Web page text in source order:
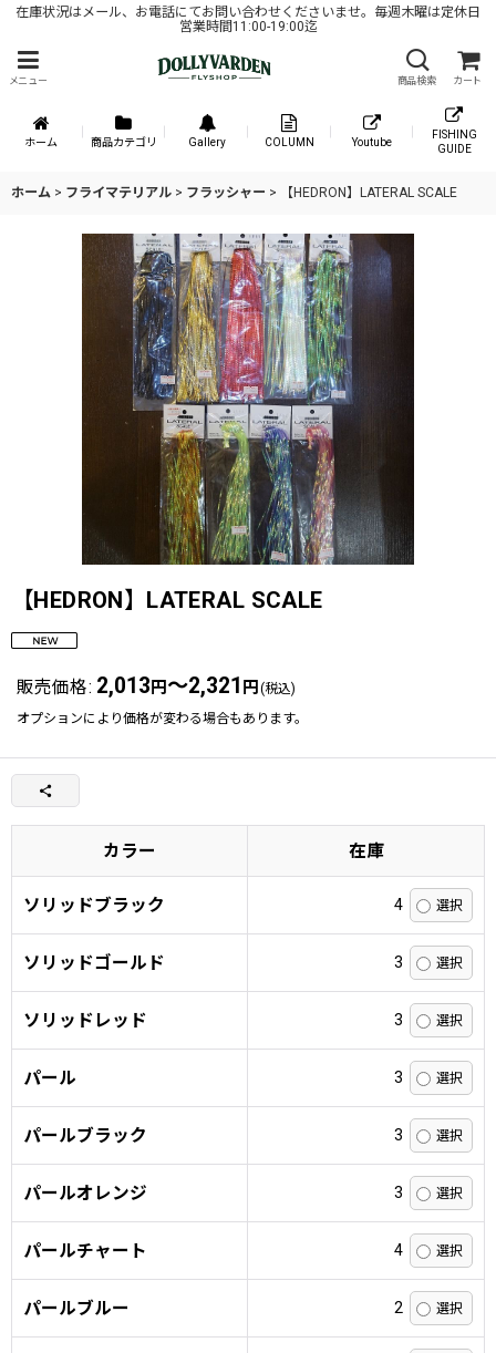
在庫状況はメール、お電話にてお問い合わせくださいませ。毎週木曜は定休日
営業時間11:00-19:00迄
メニュー 商品検索 カート
ホーム 商品カテゴリ Gallery COLUMN Youtube
FISHING
GUIDE
ホーム > フライマテリアル > フラッシャー > 【HEDRON】LATERAL SCALE
【HEDRON】LATERAL SCALE
販売価格: 2,013 円 ～2,321 円 (税込)
オプションにより価格が変わる場合もあります。
カラー 在庫
ソリッドブラック 4
ソリッドゴールド 3
ソリッドレッド 3
パール 3
パールブラック 3
パールオレンジ 3
パールチャート 4
パールブルー 2